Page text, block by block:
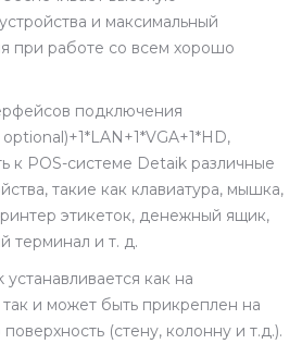
и максимальный
при работе со всем хорошо
подключения
к POS-системе Detaik различные
такие как клавиатура, мышка,
этикеток, денежный ящик,
терминал и т. д.
как на
и может быть прикреплен на
(стену, колонну и т.д.).